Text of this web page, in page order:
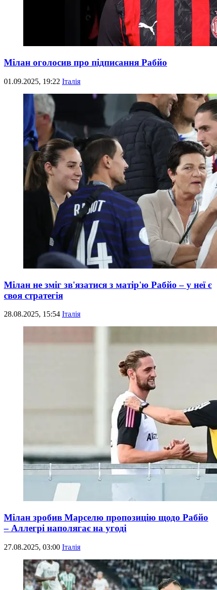
Мілан оголосив про підписання Рабйо
01.09.2025, 19:22 Італія
Мілан не зміг зв'язатися з матір'ю Рабйо – у неї є
своя стратегія
28.08.2025, 15:54 Італія
Мілан зробив Марселю пропозицію щодо Рабйо
– Аллегрі наполягає на угоді
27.08.2025, 03:00 Італія